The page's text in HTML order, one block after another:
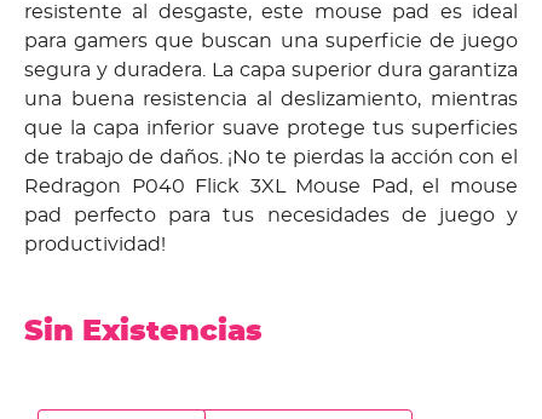
resistente al desgaste, este mouse pad es ideal
para gamers que buscan una superficie de juego
segura y duradera. La capa superior dura garantiza
una buena resistencia al deslizamiento, mientras
que la capa inferior suave protege tus superficies
de trabajo de daños. ¡No te pierdas la acción con el
Redragon P040 Flick 3XL Mouse Pad, el mouse
pad perfecto para tus necesidades de juego y
productividad!
Sin Existencias